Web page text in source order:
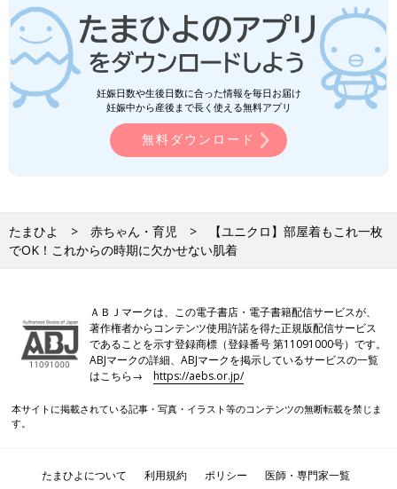
妊娠日数や生後日数に合った情報を毎日お届け
妊娠中から産後まで長く使える無料アプリ
無料ダウンロード
たまひよ 赤ちゃん・育児
【ユニクロ】部屋着もこれ一枚
でOK！これからの時期に欠かせない肌着
ＡＢＪマークは、この電子書店・電子書籍配信サービスが、
著作権者からコンテンツ使用許諾を得た正規版配信サービス
であることを示す登録商標（登録番号 第11091000号）です。
ABJマークの詳細、ABJマークを掲示しているサービスの一覧
はこちら→https://aebs.or.jp/
本サイトに掲載されている記事・写真・イラスト等のコンテンツの無断転載を禁じま
す。
たまひよについて 利用規約 ポリシー 医師・専門家一覧